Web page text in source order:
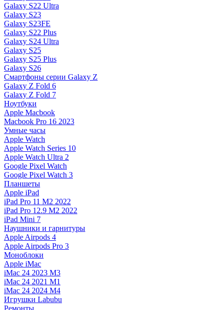
Galaxy S22 Ultra
Galaxy S23
Galaxy S23FE
Galaxy S22 Plus
Galaxy S24 Ultra
Galaxy S25
Galaxy S25 Plus
Galaxy S26
Смартфоны серии Galaxy Z
Galaxy Z Fold 6
Galaxy Z Fold 7
Ноутбуки
Apple Macbook
Macbook Pro 16 2023
Умные часы
Apple Watch
Apple Watch Series 10
Apple Watch Ultra 2
Google Pixel Watch
Google Pixel Watch 3
Планшеты
Apple iPad
iPad Pro 11 M2 2022
iPad Pro 12.9 M2 2022
iPad Mini 7
Наушники и гарнитуры
Apple Airpods 4
Apple Airpods Pro 3
Моноблоки
Apple iMac
iMac 24 2023 M3
iMac 24 2021 M1
iMac 24 2024 M4
Игрушки Labubu
Ремонты